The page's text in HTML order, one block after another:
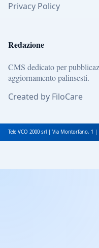
Privacy Policy
Redazione
CMS dedicato per
aggiornamento palinsesti.
Created by FiloCare
Tele VCO 2000 srl | Via Montorfano, 1 |